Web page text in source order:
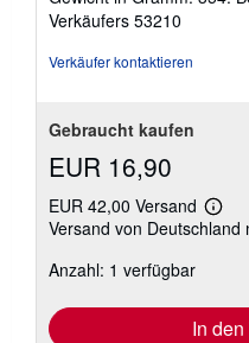
Verkäufers 53210
Verkäufer kontaktieren
Gebraucht kaufen
EUR 16,90
EUR 42,00 Versand
Versand von Deutschland
Anzahl: 1 verfügbar
In